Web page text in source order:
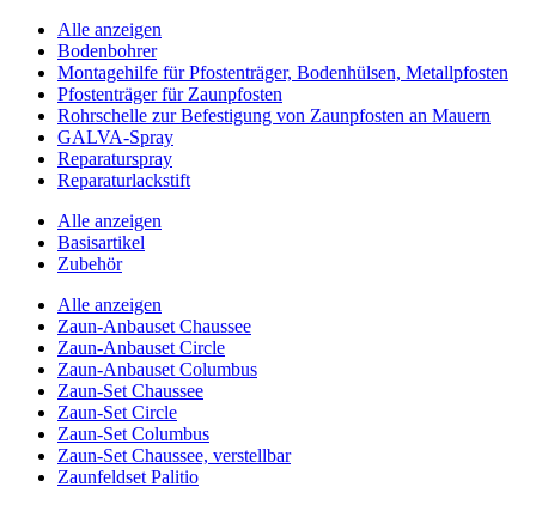
Alle anzeigen
Bodenbohrer
Montagehilfe für Pfostenträger, Bodenhülsen, Metallpfosten
Pfostenträger für Zaunpfosten
Rohrschelle zur Befestigung von Zaunpfosten an Mauern
GALVA-Spray
Reparaturspray
Reparaturlackstift
Alle anzeigen
Basisartikel
Zubehör
Alle anzeigen
Zaun-Anbauset Chaussee
Zaun-Anbauset Circle
Zaun-Anbauset Columbus
Zaun-Set Chaussee
Zaun-Set Circle
Zaun-Set Columbus
Zaun-Set Chaussee, verstellbar
Zaunfeldset Palitio